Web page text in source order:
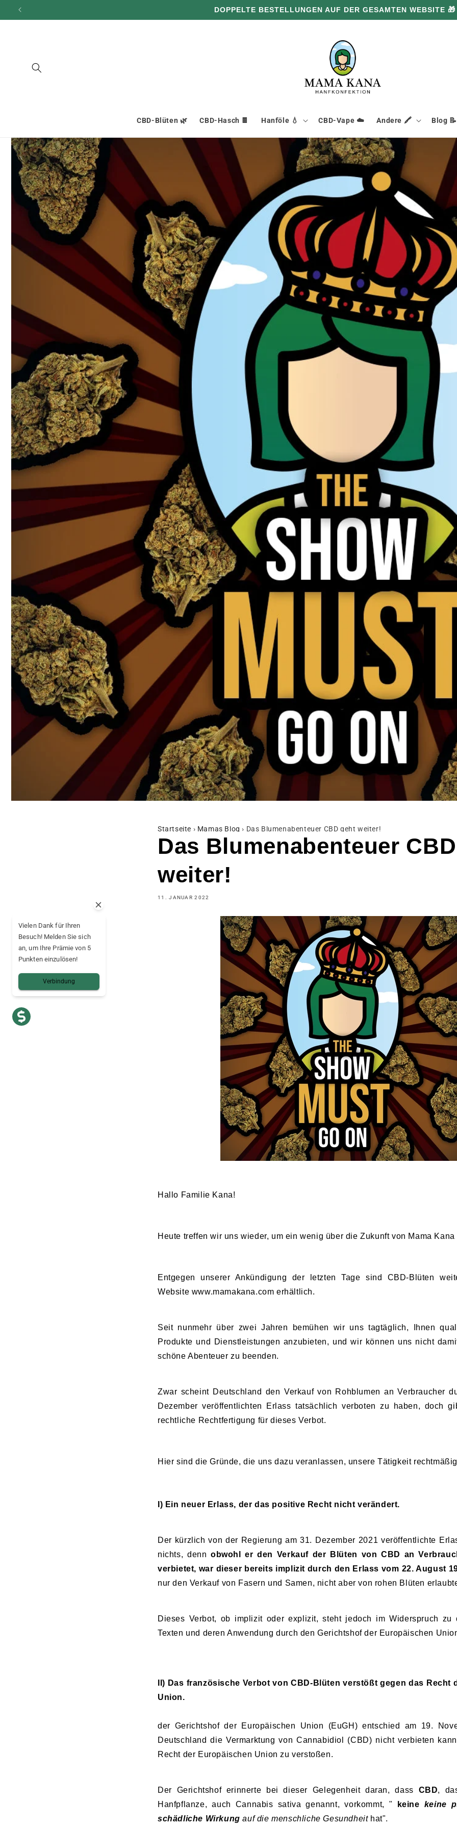
und zum
DOPPELTE BESTELLUNGEN AUF DER GESAMTEN WEBSITE 🎁
CBD-Blüten 🌿 CBD-Hasch 🍫 Hanföle 💧 CBD-Vape ☁️ Andere 🖍️ Blog 📝
Startseite › Mamas Blog › Das Blumenabenteuer CBD geht weiter!
Das Blumenabenteuer
weiter!
11. JANUAR 2022
Hallo Familie Kana!
Heute treffen wir uns wieder, um ein wenig über die Zukunft von Mama
Entgegen unserer Ankündigung der letzten Tage sind CBD-Blüten
Website www.mamakana.com erhältlich.
Seit nunmehr über zwei Jahren bemühen wir uns tagtäglich, Ihnen
Produkte und Dienstleistungen anzubieten, und wir können uns nicht
schöne Abenteuer zu beenden.
Zwar scheint Deutschland den Verkauf von Rohblumen an Verbraucher
Dezember veröffentlichten Erlass tatsächlich verboten zu haben, doch
rechtliche Rechtfertigung für dieses Verbot.
Hier sind die Gründe, die uns dazu veranlassen, unsere Tätigkeit
I) Ein neuer Erlass, der das positive Recht nicht verändert.
Der kürzlich von der Regierung am 31. Dezember 2021 veröffentlichte
nichts, dennobwohl er den Verkauf der Blüten von CBD an
verbietet, war dieser bereits implizit durch den Erlass vom 22. August
nur den Verkauf von Fasern und Samen, nicht aber von rohen Blüten
Dieses Verbot, ob implizit oder explizit, steht jedoch im Widerspruch zu
Texten und deren Anwendung durch den Gerichtshof der Europäischen
II) Das französische Verbot von CBD-Blüten verstößt gegen das Recht
Union.
der Gerichtshof der Europäischen Union (EuGH) entschied am 19.
Deutschland die Vermarktung von Cannabidiol (CBD) nicht verbieten
Recht der Europäischen Union zu verstoßen.
Der Gerichtshof erinnerte bei dieser Gelegenheit daran, dass CBD,
Hanfpflanze, auch Cannabis sativa genannt, vorkommt, "
keine keine
schädliche Wirkungauf die menschliche Gesundheithat".
Vielen Dank für Ihren
Besuch! Melden Sie sich
an, um Ihre Prämie von 5
Punkten einzulösen!
Verbindung